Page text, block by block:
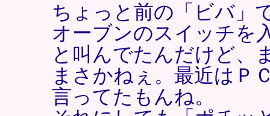
ちょっと前の「ビバ」
オーブンのスイッチを
と叫んでたんだけど、
まさかねぇ。最近はＰ
言ってたもんね。